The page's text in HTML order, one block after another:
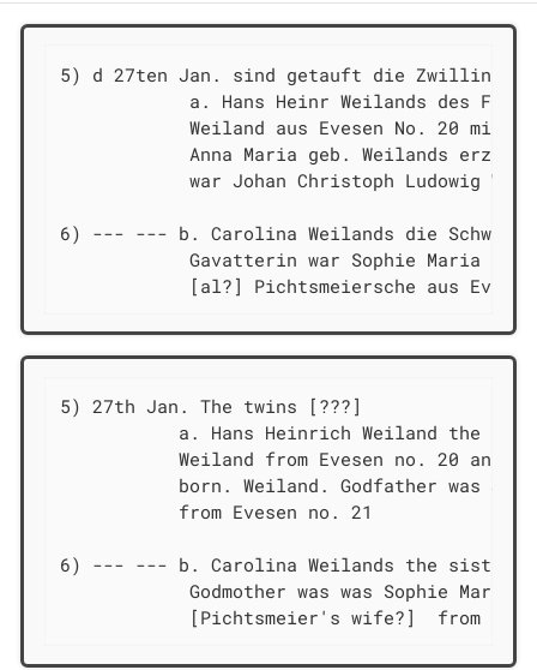
5) d 27ten Jan. sind getauft die Zwillinge
a. Hans Heinr Weilands des
Weiland aus Evesen No. 20 mit
Anna Maria geb. Weilands
war Johan Christoph Ludowig
6) --- --- b. Carolina Weilands die Schwester
Gavatterin war Sophie Maria
[al?] Pichtsmeiersche aus
5) 27th Jan. The twins [???]
a. Hans Heinrich Weiland the
Weiland from Evesen no. 20 and
born. Weiland. Godfather was
           from Evesen no. 21
6) --- --- b. Carolina Weilands the sister
Godmother was was Sophie Maria,
[Pichtsmeier's wife?]  from